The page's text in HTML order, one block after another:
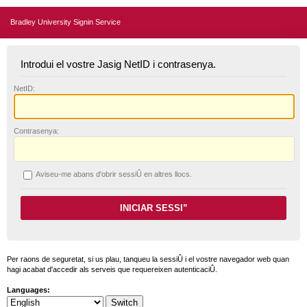
Bradley University Signin Service
Introdui el vostre Jasig NetID i contrasenya.
NetID:
Contrasenya:
Aviseu-me abans d'obrir sessiÛ en altres llocs.
Per raons de seguretat, si us plau, tanqueu la sessiÛ i el vostre navegador web quan
hagi acabat d'accedir als serveis que requereixen autenticaciÛ.
Languages: